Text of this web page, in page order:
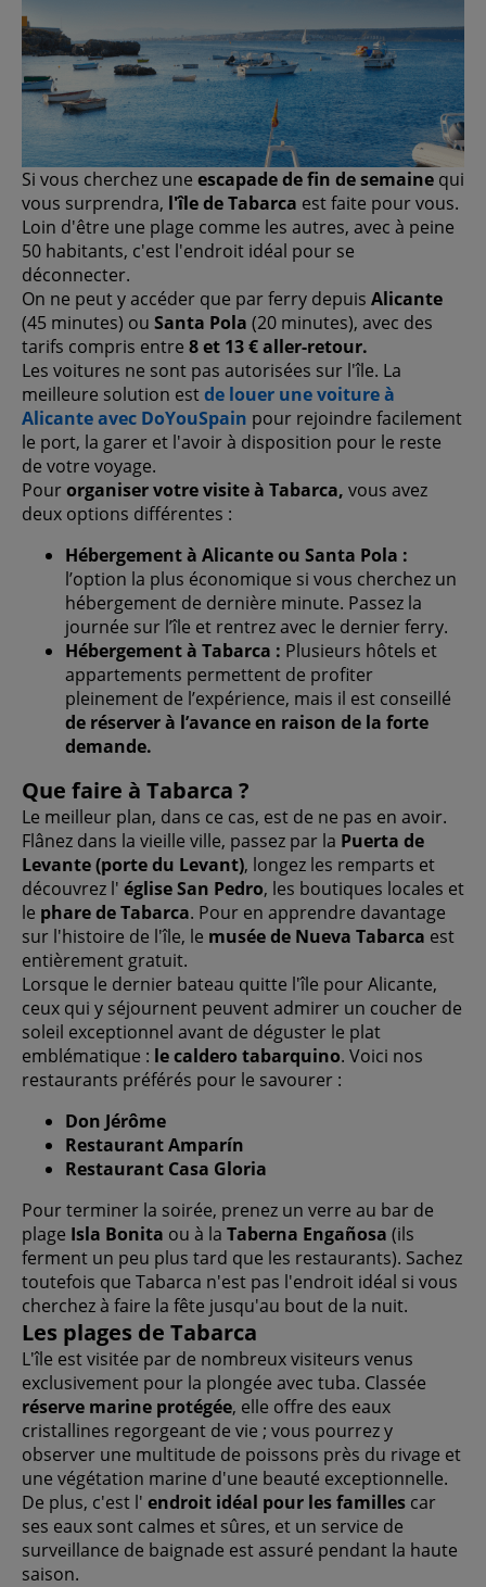
Si vous cherchez une escapade de fin de semaine qui
vous surprendra, l'île de Tabarca est faite pour vous.
Loin d'être une plage comme les autres, avec à peine
50 habitants, c'est l'endroit idéal pour se
déconnecter.
On ne peut y accéder que par ferry depuis Alicante
(45 minutes) ou Santa Pola (20 minutes), avec des
tarifs compris entre 8 et 13 € aller-retour.
Les voitures ne sont pas autorisées sur l'île. La
meilleure solution estde louer une voiture à
Alicante avec DoYouSpain pour rejoindre facilement
le port, la garer et l'avoir à disposition pour le reste
de votre voyage.
Pourorganiser votre visite à Tabarca, vous avez
deux options différentes :
Hébergement à Alicante ou Santa Pola :
l’option la plus économique si vous cherchez un
hébergement de dernière minute. Passez la
journée sur l’île et rentrez avec le dernier ferry.
Hébergement à Tabarca : Plusieurs hôtels et
appartements permettent de profiter
pleinement de l’expérience, mais il est conseillé
de réserver à l’avance en raison de la forte
demande.
Que faire à Tabarca ?
Le meilleur plan, dans ce cas, est de ne pas en avoir.
Flânez dans la vieille ville, passez par la Puerta de
Levante (porte du Levant), longez les remparts et
découvrez l' église San Pedro, les boutiques locales et
le phare de Tabarca. Pour en apprendre davantage
sur l'histoire de l'île, le musée de Nueva Tabarca est
entièrement gratuit.
Lorsque le dernier bateau quitte l'île pour Alicante,
ceux qui y séjournent peuvent admirer un coucher de
soleil exceptionnel avant de déguster le plat
emblématique : le caldero tabarquino. Voici nos
restaurants préférés pour le savourer :
Don Jérôme
Restaurant Amparín
Restaurant Casa Gloria
Pour terminer la soirée, prenez un verre au bar de
plage Isla Bonita ou à la Taberna Engañosa (ils
ferment un peu plus tard que les restaurants). Sachez
toutefois que Tabarca n'est pas l'endroit idéal si vous
cherchez à faire la fête jusqu'au bout de la nuit.
Les plages de Tabarca
L'île est visitée par de nombreux visiteurs venus
exclusivement pour la plongée avec tuba. Classée
réserve marine protégée, elle offre des eaux
cristallines regorgeant de vie ; vous pourrez y
observer une multitude de poissons près du rivage et
une végétation marine d'une beauté exceptionnelle.
De plus, c'est l' endroit idéal pour les familles car
ses eaux sont calmes et sûres, et un service de
surveillance de baignade est assuré pendant la haute
saison.